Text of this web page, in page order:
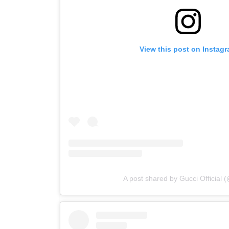
View this post on
A post shared by Gucci Official